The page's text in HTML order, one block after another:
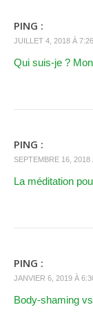
PING :
JUILLET 4, 2018 À
Qui suis-je ?
PING :
SEPTEMBRE 16, 2018
La méditation
PING :
JANVIER 6, 2019 À
Body-shaming